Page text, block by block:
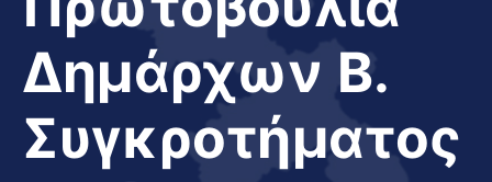
Νησί
Μας
Δημάρχων Β.
Συγκροτήματος